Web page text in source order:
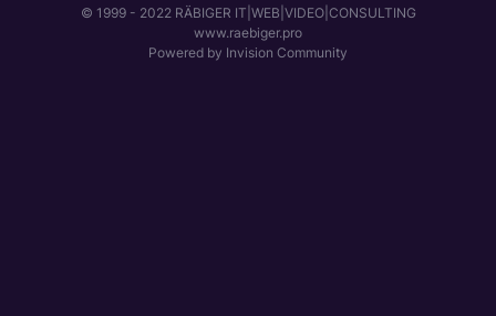
© 1999 - 2022 RÄBIGER IT|WEB|VIDEO|CONSULTING
www.raebiger.pro
Powered by Invision Community